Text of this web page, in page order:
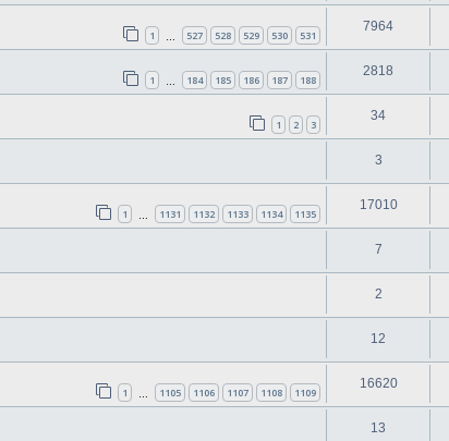
1 527 528 529 530 531
7964
1 184 185 186 187 188
2818
1 2 3
34
3
1 1131 1132 1133 1134 1135
17010
7
2
12
1 1105 1106 1107 1108 1109
16620
13